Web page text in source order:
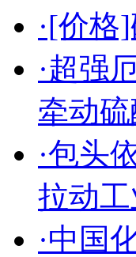
·[价格
·超强
牵动
·包头
拉动
·中国